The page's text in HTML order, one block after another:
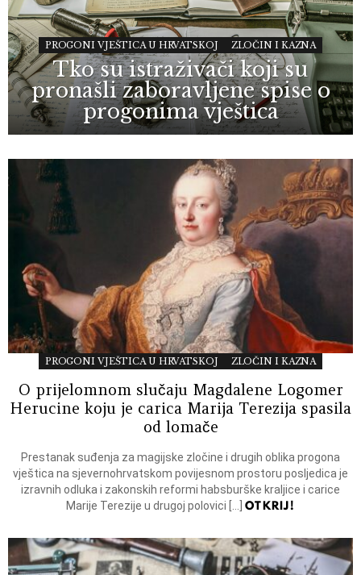
PROGONI VJEŠTICA U HRVATSKOJ ZLOČIN I KAZNA
Tko su istraživači koji su
pronašli zaboravljene spise o
progonima vještica
PROGONI VJEŠTICA U HRVATSKOJ ZLOČIN I KAZNA
O prijelomnom slučaju Magdalene Logomer
Herucine koju je carica Marija Terezija spasila
od lomače
Prestanak suđenja za magijske zločine i drugih oblika progona
vještica na sjevernohrvatskom povijesnom prostoru posljedica je
izravnih odluka i zakonskih reformi habsburške kraljice i carice
Marije Terezije u drugoj polovici […] OTKRIJ!